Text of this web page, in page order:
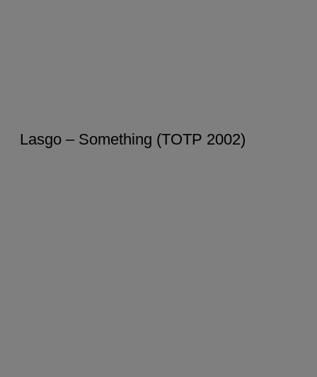
Lasgo – Something (TOTP 2002)